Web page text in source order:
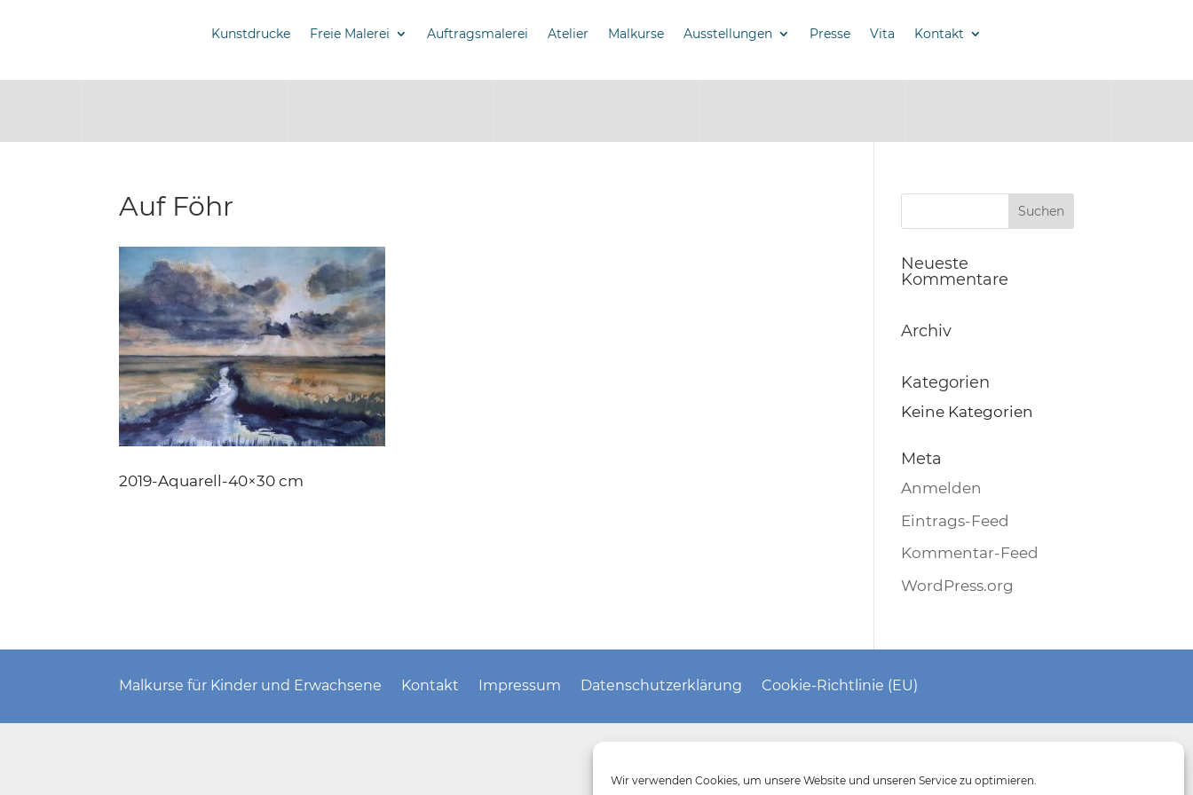
Wir verwenden Cookies, um unsere Website und unseren Service zu optimieren.
Kunstdrucke Freie Malerei Auftragsmalerei Atelier Malkurse Ausstellungen Presse Vita Kontakt
Auf Föhr
2019-Aquarell-40×30 cm
Neueste
Kommentare
Archiv
Kategorien
Keine Kategorien
Meta
Anmelden
Eintrags-Feed
Kommentar-Feed
WordPress.org
Malkurse für Kinder und Erwachsene Kontakt Impressum Datenschutzerklärung Cookie-Richtlinie (EU)